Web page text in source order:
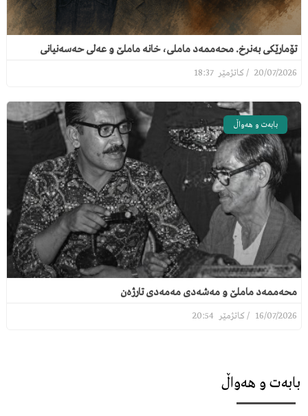
تۆمارێکی بەنرخ. محەممەد ماملی، خانە ماملێ و عەلی حەسەنیانی
20/07/2026
18:37
بابەت و هەواڵ
محەممەد ماملێ و مەشەدی مەمەدی تارژەن
16/07/2026
بابەت و هەواڵ